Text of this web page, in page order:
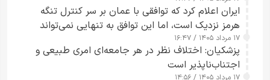
ایران اعلام کرد که توافقی با عمان بر سر کنترل تنگه
هرمز نزدیک است، اما این توافق به تنهایی نمی‌تواند
آبراه را آزاد کند
۱۷ مرداد ۱۴۰۵ / ۱۶:۴۷
پزشکیان: اختلاف نظر در هر جامعه‌ای امری طبیعی و
اجتناب‌ناپذیر است
۱۷ مرداد ۱۴۰۵ / ۱۴:۵۶